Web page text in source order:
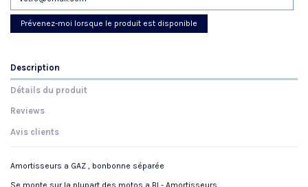
Prévenez-moi lorsque le produit est disponible
Description
Détails du produit
Reviews
Avis clients
Amortisseurs a GAZ , bonbonne séparée
Se monte sur la plupart des motos a BI - Amortisseurs.